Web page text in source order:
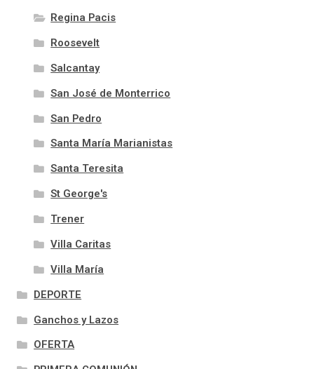
Regina Pacis
Roosevelt
Salcantay
San José de Monterrico
San Pedro
Santa María Marianistas
Santa Teresita
St George's
Trener
Villa Caritas
Villa María
DEPORTE
Ganchos y Lazos
OFERTA